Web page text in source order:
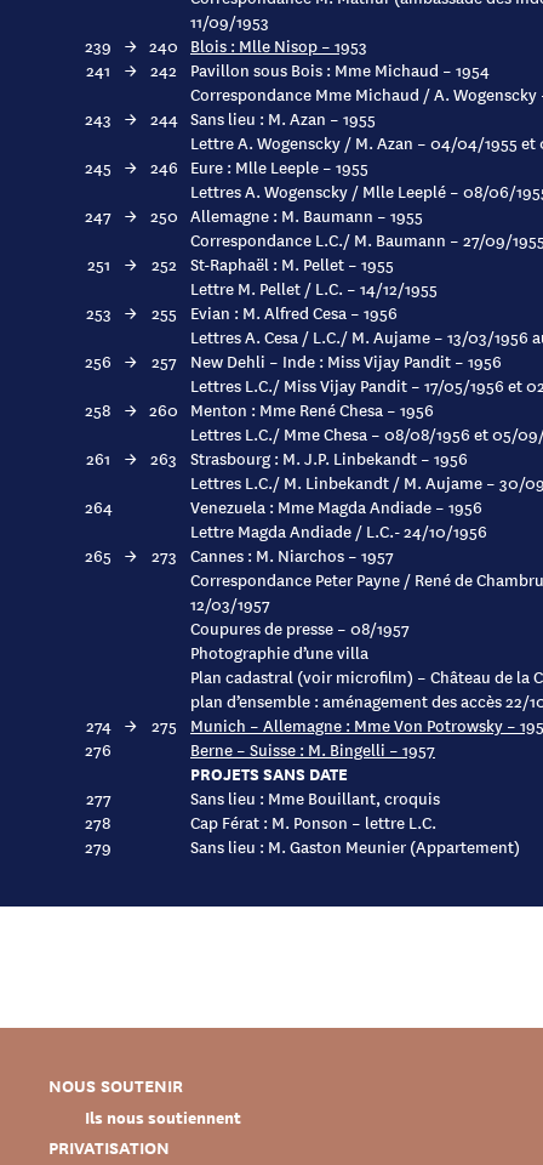
11/09/1953
239 → 240 Blois : Mlle Nisop – 1953
241
→ 242 Pavillon sous Bois : Mme Michaud – 1954
Correspondance Mme Michaud / A.
243 → 244 Sans lieu : M. Azan – 1955
Lettre A. Wogenscky / M. Azan – 04/04/1955
245 → 246 Eure : Mlle Leeple – 1955
Lettres A. Wogenscky / Mlle Leeplé – 08/06/
247 → 250 Allemagne : M. Baumann – 1955
Correspondance L.C./ M. Baumann – 27/09/
251
→ 252 St-Raphaël : M. Pellet – 1955
Lettre M. Pellet / L.C. – 14/12/1955
253 → 255
Evian : M. Alfred Cesa – 1956
Lettres A. Cesa / L.C./ M. Aujame – 13/03/1956
256 → 257
New Dehli – Inde : Miss Vijay Pandit – 1956
Lettres L.C./ Miss Vijay Pandit – 17/05/1956 et
258 → 260 Menton : Mme René Chesa – 1956
Lettres L.C./ Mme Chesa – 08/08/1956 et 05/
261
→ 263 Strasbourg : M. J.P. Linbekandt – 1956
Lettres L.C./ M. Linbekandt / M. Aujame – 30/
264
Venezuela : Mme Magda Andiade – 1956
Lettre Magda Andiade / L.C.- 24/10/1956
265 → 273 Cannes : M. Niarchos – 1957
Correspondance Peter Payne / René de
12/03/1957
Coupures de presse – 08/1957
Photographie d’une villa
Plan cadastral (voir microfilm) – Château de la
plan d’ensemble : aménagement des accès 22/
274 → 275
Munich – Allemagne : Mme Von Potrowsky –
276
Berne – Suisse : M. Bingelli – 1957
PROJETS SANS DATE
277
Sans lieu : Mme Bouillant, croquis
278
Cap Férat : M. Ponson – lettre L.C.
279
Sans lieu : M. Gaston Meunier (Appartement)
NOUS SOUTENIR
Ils nous soutiennent
PRIVATISATION